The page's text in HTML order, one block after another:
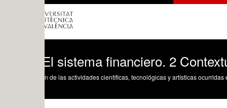
sistema financiero. 2
de las actividades científicas, tecnológicas y artísticas ocurridas en los tres